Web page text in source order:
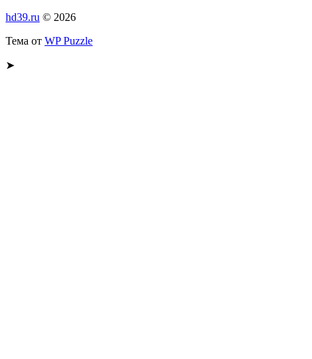
hd39.ru © 2026
Тема от WP Puzzle
➤